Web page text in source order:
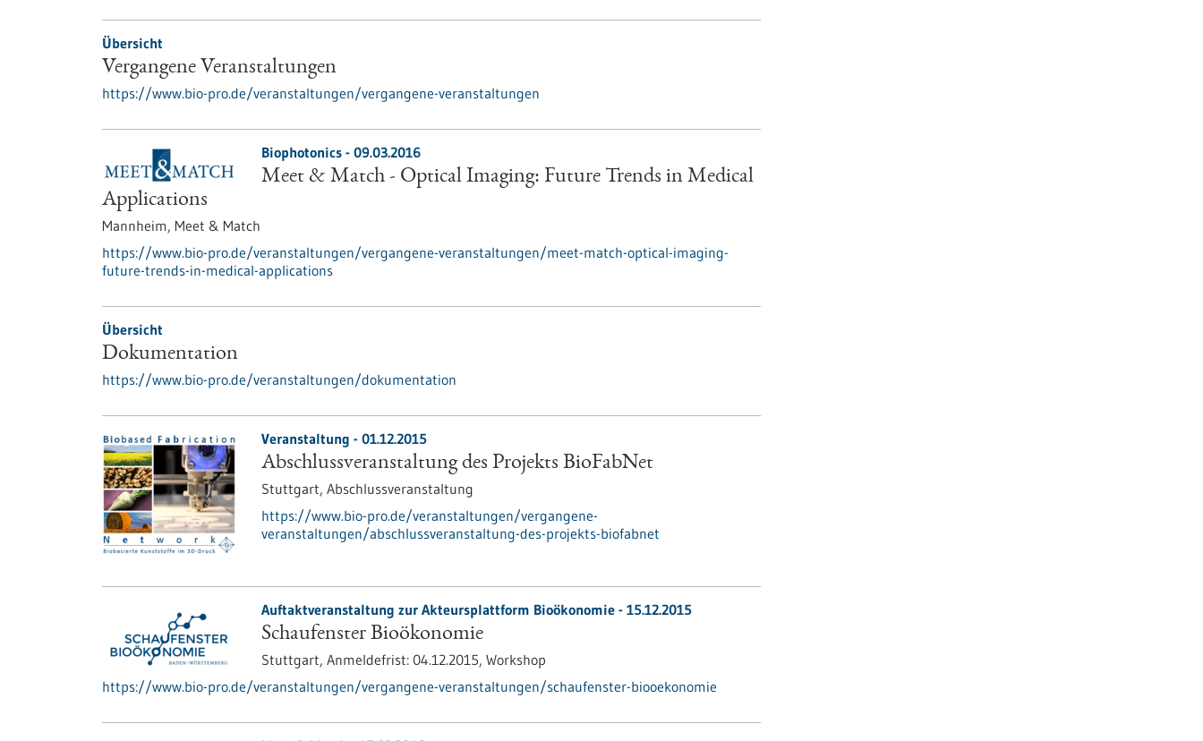
Übersicht
Vergangene Veranstaltungen
https://www.bio-pro.de/veranstaltungen/vergangene-veranstaltungen
Biophotonics - 09.03.2016
Meet & Match - Optical Imaging: Future Trends in Medical
Applications
Mannheim, Meet & Match
https://www.bio-pro.de/veranstaltungen/vergangene-veranstaltungen/meet-match-optical-imaging-
future-trends-in-medical-applications
Übersicht
Dokumentation
https://www.bio-pro.de/veranstaltungen/dokumentation
Veranstaltung - 01.12.2015
Abschlussveranstaltung des Projekts BioFabNet
Stuttgart, Abschlussveranstaltung
https://www.bio-pro.de/veranstaltungen/vergangene-
veranstaltungen/abschlussveranstaltung-des-projekts-biofabnet
Auftaktveranstaltung zur Akteursplattform Bioökonomie - 15.12.2015
Schaufenster Bioökonomie
Stuttgart, Anmeldefrist: 04.12.2015, Workshop
https://www.bio-pro.de/veranstaltungen/vergangene-veranstaltungen/schaufenster-biooekonomie